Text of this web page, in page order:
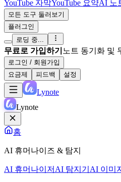
YouTube 자막YouTube 요약AI 노
모든 도구 둘러보기
플러그인
로딩 중...
무료로 가입하기 노트 동기화 및
로그인 / 회원가입
요금제
피드백 설정
Lynote
Lynote
홈
AI 휴머나이즈 & 탐지
AI 휴머나이저 AI 탐지기 AI 이미